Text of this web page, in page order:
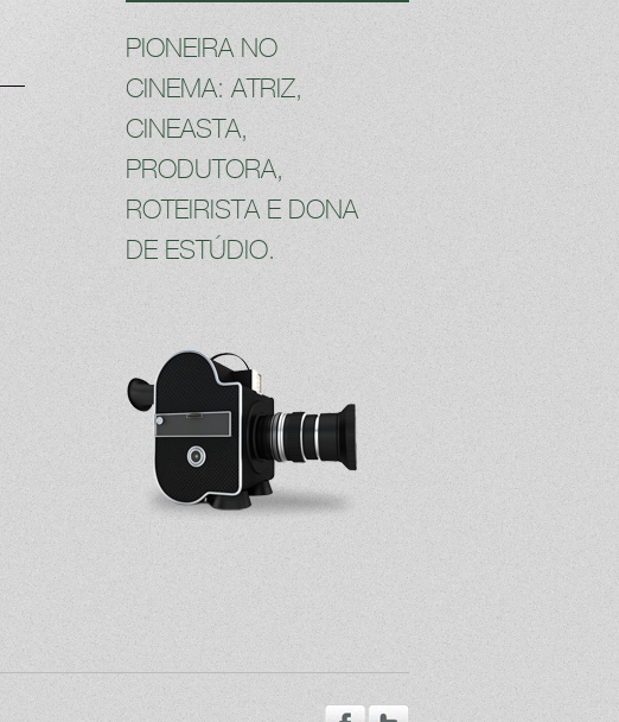
PIONEIRA NO
CINEMA: ATRIZ,
CINEASTA,
PRODUTORA,
ROTEIRISTA E DONA
DE ESTÚDIO.